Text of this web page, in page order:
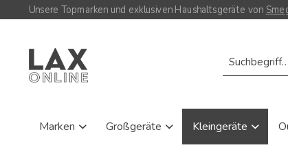
Unsere Topmarken und exklusiven Haushaltsgeräte von
Marken Großgeräte Kleingeräte